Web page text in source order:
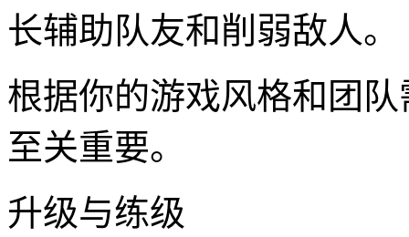
长辅助队友和削弱敌人。
根据你的游戏风格和团
至关重要。
升级与练级